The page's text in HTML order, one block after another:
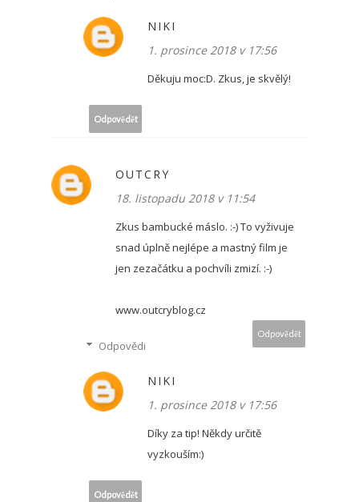
NIKI
1. prosince 2018 v 17:56
Děkuju moc:D. Zkus, je skvělý!
Odpovědět
OUTCRY
18. listopadu 2018 v 11:54
Zkus bambucké máslo. :-) To vyživuje
snad úplně nejlépe a mastný film je
jen zezačátku a pochvíli zmizí. :-)
www.outcryblog.cz
Odpovědět
Odpovědi
NIKI
1. prosince 2018 v 17:56
Díky za tip! Někdy určitě
vyzkouším:)
Odpovědět